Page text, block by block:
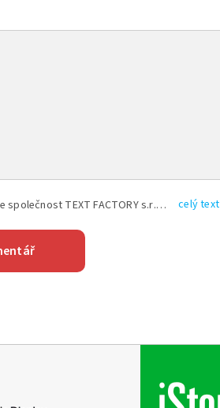
Vyplněním shora uvedených údajů beru na vědomí, že společnost TEXT FACTORY s.r.o., sídlem Brno, Durďákova 336/29, Černá Pole, PSČ: 613 00, IČ: 06157831, zapsané u Krajského soudu v Brně, oddíl C, vložka 100399, bude zpracovávat mé osobní údaje uvedené v rámci mnou vyplněného registračního formuláře na základě oprávněných zájmů TEXT FACTORY s.r.o. dle čl. 6 odst. 1 písm. f) GDPR a pro splnění právních povinností (čl. 6 odst. 1 písm. c) GDPR), a to pro tyto účely: nezbytnost zajistit oprávnění návštěvníka webových stránek provozovaných společností TEXT FACTORY s.r.o. přispívat aktivně ke zveřejněným článkům nebo v rámci diskusních fór a výkon práv TEXT FACTORY s.r.o. jako administrátora těchto diskusních fór. Více informací o zpracování osobních údajů a právech lze nalézt v celý text